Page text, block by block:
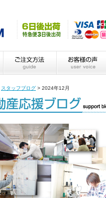
スタッフブログ > 2024年12月